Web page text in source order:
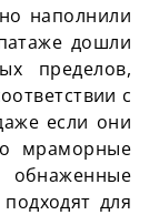
наполнили
дошли
пределов,
с
если они
мраморные
для